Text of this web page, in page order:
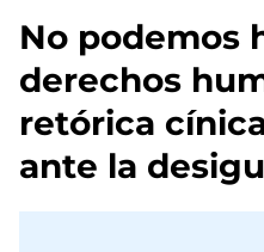
No podemos
derechos
retórica
ante la